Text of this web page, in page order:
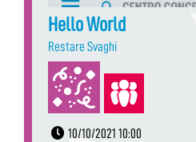
Hello World
Restare Svaghi
10/10/2021 10:00